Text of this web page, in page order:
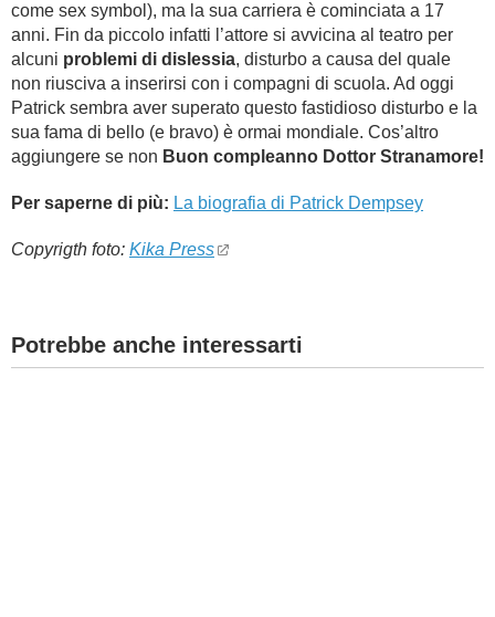
come sex symbol), ma la sua carriera è cominciata a 17
anni. Fin da piccolo infatti l’attore si avvicina al teatro per
alcuni problemi di dislessia, disturbo a causa del quale
non riusciva a inserirsi con i compagni di scuola. Ad oggi
Patrick sembra aver superato questo fastidioso disturbo e la
sua fama di bello (e bravo) è ormai mondiale. Cos’altro
aggiungere se non Buon compleanno Dottor Stranamore!
Per saperne di più: La biografia di Patrick Dempsey
Copyrigth foto: Kika Press
Potrebbe anche interessarti